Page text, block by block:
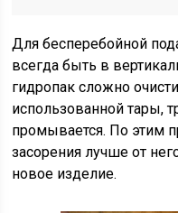
Для бесперебойной
всегда быть в
гидропак сложно
использованной тары,
промывается. По этим
засорения лучше от
новое изделие.